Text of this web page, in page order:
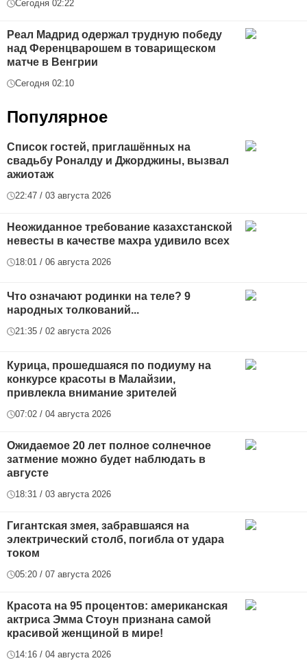
Сегодня 02:22
Реал Мадрид одержал трудную победу
над Ференцварошем в товарищеском
матче в Венгрии
Сегодня 02:10
Популярное
Список гостей, приглашённых на
свадьбу Роналду и Джорджины, вызвал
ажиотаж
22:47 / 03 августа 2026
Неожиданное требование казахстанской
невесты в качестве махра удивило всех
18:01 / 06 августа 2026
Что означают родинки на теле? 9
народных толкований...
21:35 / 02 августа 2026
Курица, прошедшаяся по подиуму на
конкурсе красоты в Малайзии,
привлекла внимание зрителей
07:02 / 04 августа 2026
Ожидаемое 20 лет полное солнечное
затмение можно будет наблюдать в
августе
18:31 / 03 августа 2026
Гигантская змея, забравшаяся на
электрический столб, погибла от удара
током
05:20 / 07 августа 2026
Красота на 95 процентов: американская
актриса Эмма Стоун признана самой
красивой женщиной в мире!
14:16 / 04 августа 2026